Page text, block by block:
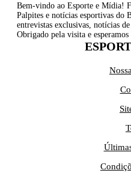
Bem-vindo ao Esporte e Mídia!
Palpites e notícias esportivas do
entrevistas exclusivas, notícias
Obrigado pela visita e